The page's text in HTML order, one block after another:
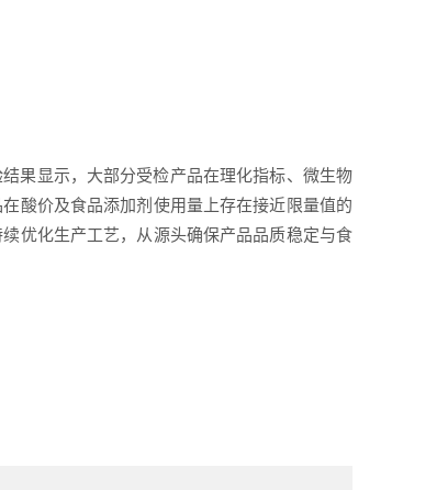
果显示，大部分受检产品在理化指标、微生物
酸价及食品添加剂使用量上存在接近限量值的
优化生产工艺，从源头确保产品品质稳定与食